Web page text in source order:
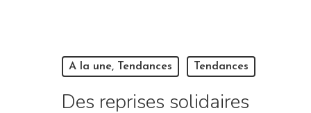
A la une, Tendances Tendances
Des reprises solidaires